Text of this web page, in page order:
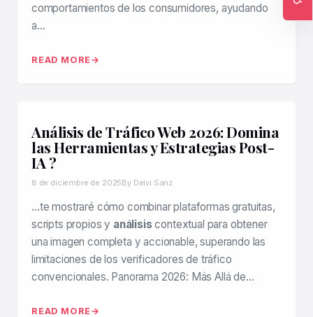
comportamientos de los consumidores, ayudando
a…
READ MORE
Análisis de Tráfico Web 2026: Domina
las Herramientas y Estrategias Post-
IA ?
8 de diciembre de 2025By Deivi Sanz
…te mostraré cómo combinar plataformas gratuitas,
scripts propios y análisiscontextual para obtener
una imagen completa y accionable, superando las
limitaciones de los verificadores de tráfico
convencionales. Panorama 2026: Más Allá de…
READ MORE